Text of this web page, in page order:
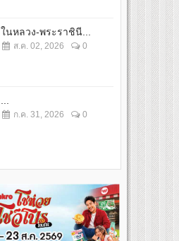
ในหลวง-พระราชินี...
ส.ค. 02, 2026 0
ก.ค. 31, 2026 0